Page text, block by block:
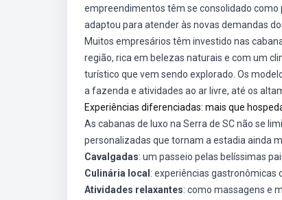
empreendimentos têm se consolidado como
adaptou para atender às novas demandas
Muitos empresários têm investido nas
região, rica em belezas naturais e com um
turístico que vem sendo explorado. Os
a fazenda e atividades ao ar livre, até os
Experiências diferenciadas: mais que
As cabanas de luxo na Serra de SC não se
personalizadas que tornam a estadia ainda
Cavalgadas: um passeio pelas belíssimas
Culinária local : experiências gastronômicas
Atividades relaxantes: como massagens e